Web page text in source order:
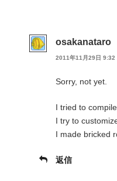
osakanataro
2011年11月29日 9:32
Sorry, not yet.
I tried to
I try to
I made bricked
返信